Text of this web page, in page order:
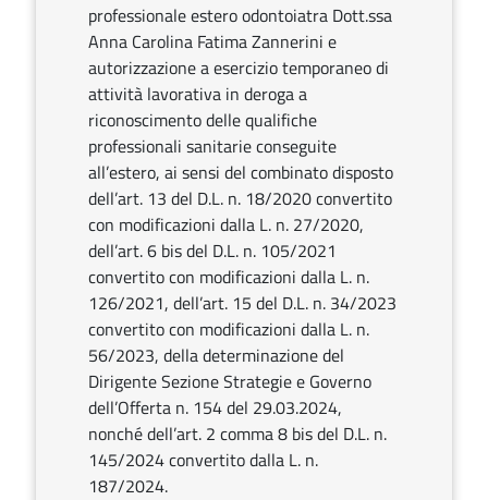
professionale estero odontoiatra Dott.ssa
Anna Carolina Fatima Zannerini e
autorizzazione a esercizio temporaneo di
attività lavorativa in deroga a
riconoscimento delle qualifiche
professionali sanitarie conseguite
all’estero, ai sensi del combinato disposto
dell’art. 13 del D.L. n. 18/2020 convertito
con modificazioni dalla L. n. 27/2020,
dell’art. 6 bis del D.L. n. 105/2021
convertito con modificazioni dalla L. n.
126/2021, dell’art. 15 del D.L. n. 34/2023
convertito con modificazioni dalla L. n.
56/2023, della determinazione del
Dirigente Sezione Strategie e Governo
dell’Offerta n. 154 del 29.03.2024,
nonché dell’art. 2 comma 8 bis del D.L. n.
145/2024 convertito dalla L. n.
187/2024.